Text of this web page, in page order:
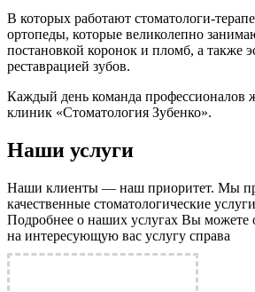
В которых работают стоматологи-
ортопеды, которые великолепно
постановкой коронок и пломб, а также
реставрацией зубов.
Каждый день команда профессионалов
клиник «Стоматология Зубенко».
Наши услуги
Наши клиенты — наш приоритет. Мы
качественные стоматологические
Подробнее о наших услугах Вы можете
на интересующую вас услугу справа